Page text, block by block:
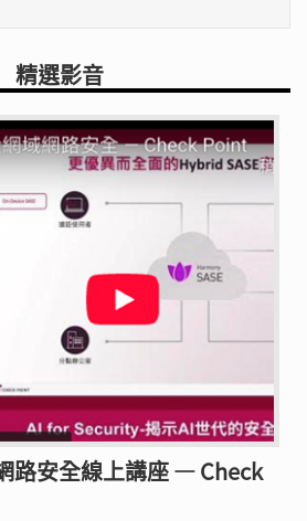
精選影音
路安全線上講座 — Check